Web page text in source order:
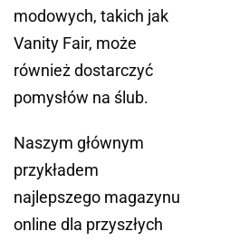
modowych, takich jak
Vanity Fair, może
również dostarczyć
pomysłów na ślub.
Naszym głównym
przykładem
najlepszego magazynu
online dla przyszłych